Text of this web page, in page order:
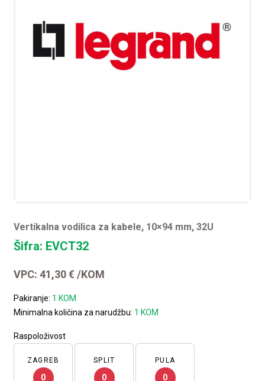
Vertikalna vodilica za kabele, 10×94 mm, 32U
Šifra: EVCT32
VPC:41,30€ /KOM
Pakiranje: 1 KOM
Minimalna količina za narudžbu: 1 KOM
Raspoloživost
ZAGREB
0
SPLIT
0
PULA
0